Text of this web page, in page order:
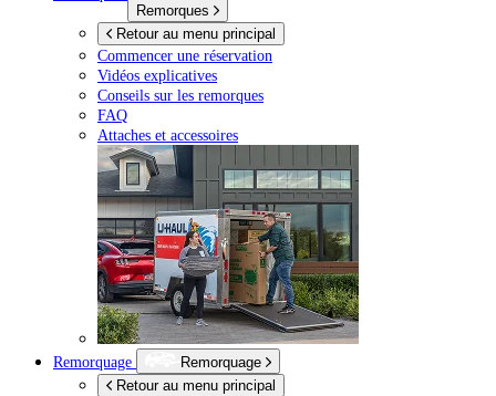
Remorques
Retour au menu principal
Commencer une réservation
Vidéos explicatives
Conseils sur les remorques
FAQ
Attaches et accessoires
Remorquage
Remorquage
Retour au menu principal